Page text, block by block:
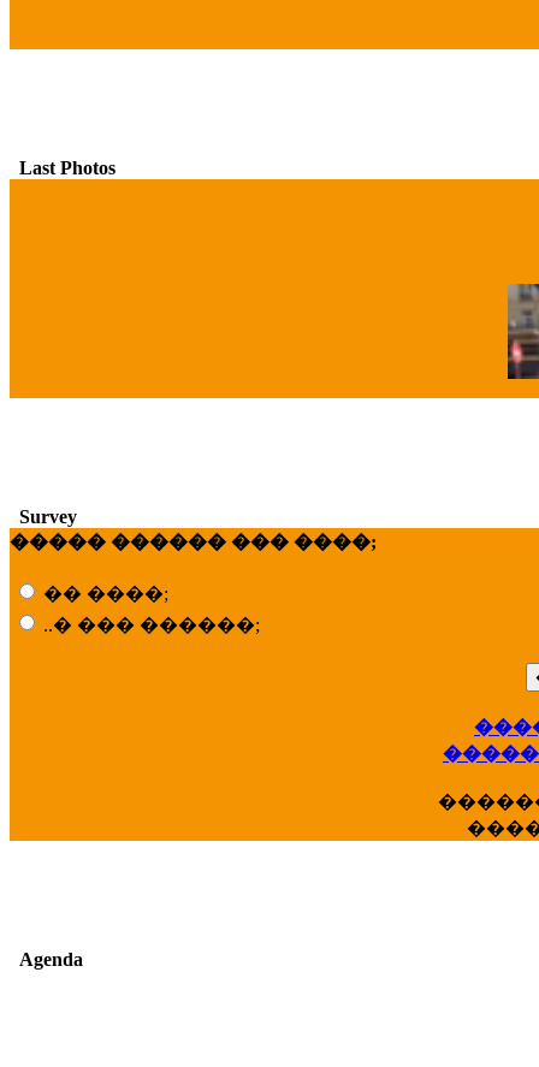
Last Photos
Survey
����� ������ ��� ����;
�� ����;
..� ��� ������;
Agenda